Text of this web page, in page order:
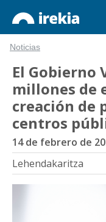
Noticias
El Gobierno
millones de
creación de
centros
14 de febrero de
Lehendakaritza